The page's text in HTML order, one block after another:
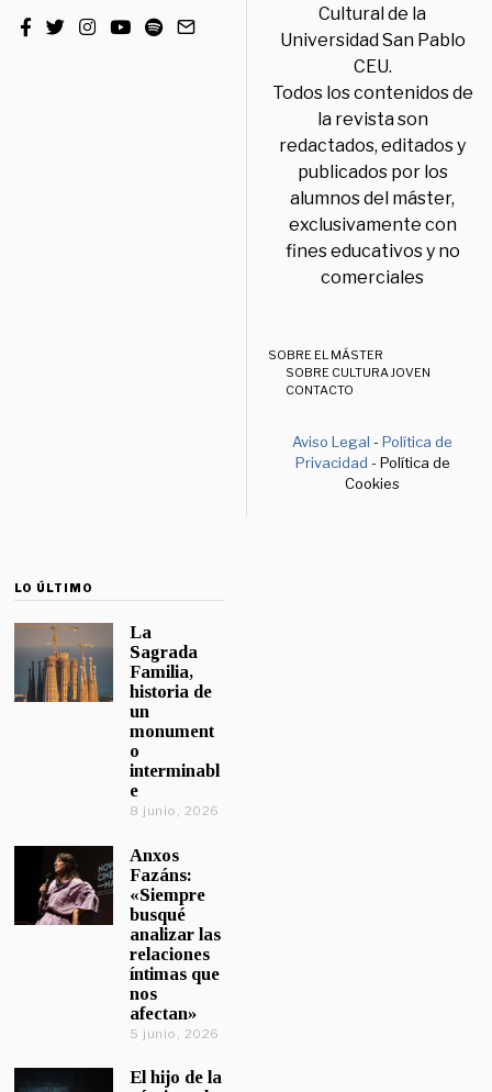
Cultural de la
Universidad San Pablo
CEU.
Todos los contenidos de
la revista son
redactados, editados y
publicados por los
alumnos del máster,
exclusivamente con
fines educativos y no
comerciales
SOBRE EL MÁSTER
SOBRE CULTURA JOVEN
CONTACTO
Aviso Legal -Política de
Privacidad - Política de
Cookies
LO ÚLTIMO
La
Sagrada
Familia,
historia de
un
monument
o
interminabl
e
8 junio, 2026
Anxos
Fazáns:
«Siempre
busqué
analizar las
relaciones
íntimas que
nos
afectan»
5 junio, 2026
El hijo de la